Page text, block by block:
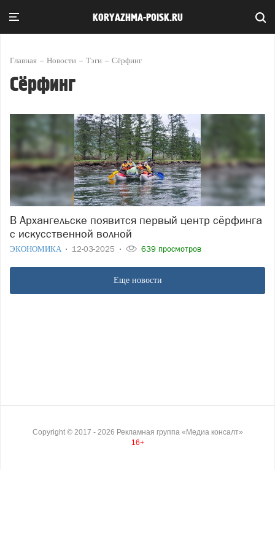
KORYAZHMA-POISK.RU
Главная Новости Тэги Сёрфинг
Сёрфинг
В Архангельске появится первый центр сёрфинга
с искусственной волной
ЭКОНОМИКА 12-03-2025 639 просмотров
Еще новости
Copyright © 2017 - 2026 Рекламная группа «Медиа консалт»
16+